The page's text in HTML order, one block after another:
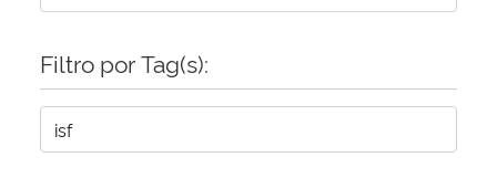
Filtro por Tag(s):